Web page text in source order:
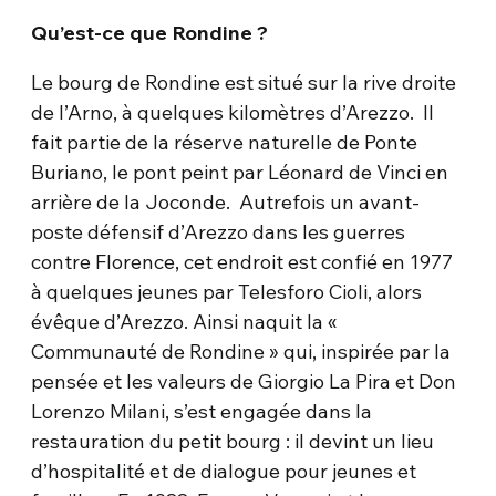
Qu’est-ce que Rondine ?
Le bourg de Rondine est situé sur la rive droite
de l’Arno, à quelques kilomètres d’Arezzo. Il
fait partie de la réserve naturelle de Ponte
Buriano, le pont peint par Léonard de Vinci en
arrière de la Joconde. Autrefois un avant-
poste défensif d’Arezzo dans les guerres
contre Florence, cet endroit est confié en 1977
à quelques jeunes par Telesforo Cioli, alors
évêque d’Arezzo. Ainsi naquit la «
Communauté de Rondine » qui, inspirée par la
pensée et les valeurs de Giorgio La Pira et Don
Lorenzo Milani, s’est engagée dans la
restauration du petit bourg : il devint un lieu
d’hospitalité et de dialogue pour jeunes et